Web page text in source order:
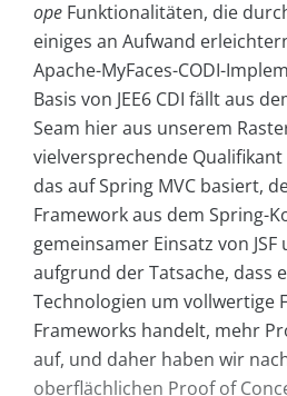
ope Funktionalitäten, die
einiges an Aufwand
Apache-MyFaces-CODI-
Basis von JEE6 CDI fällt aus
Seam hier aus unserem
vielversprechende
das auf Spring MVC basiert,
Framework aus dem Spring-
gemeinsamer Einsatz von
aufgrund der Tatsache, dass
Technologien um vollwertige
Frameworks handelt, mehr
auf, und daher haben wir
oberflächlichen Proof of